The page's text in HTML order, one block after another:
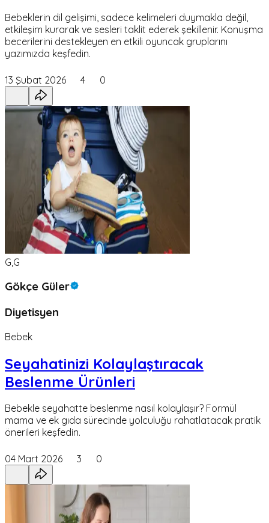
Bebeklerin dil gelişimi, sadece kelimeleri duymakla değil,
etkileşim kurarak ve sesleri taklit ederek şekillenir. Konuşma
becerilerini destekleyen en etkili oyuncak gruplarını
yazımızda keşfedin.
13 Şubat 2026 4 0
G,G
Gökçe Güler
Diyetisyen
Bebek
Seyahatinizi Kolaylaştıracak
Beslenme Ürünleri
Bebekle seyahatte beslenme nasıl kolaylaşır? Formül
mama ve ek gıda sürecinde yolculuğu rahatlatacak pratik
önerileri keşfedin.
04 Mart 2026 3 0